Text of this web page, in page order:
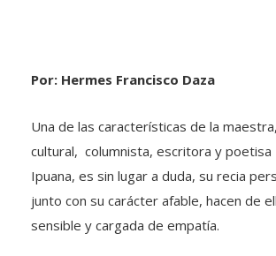
Por: Hermes Francisco Daza
Una de las características de la
cultural, columnista, escritora y poetisa
Ipuana, es sin lugar a duda, su recia
junto con su carácter afable, hacen de
sensible y cargada de empatía.